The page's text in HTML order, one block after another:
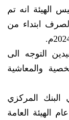
الهيئة انه تم
الصرف ابتداء من
التوجه الى
والمعاشية
البنك المركزي
الهيئة العامة